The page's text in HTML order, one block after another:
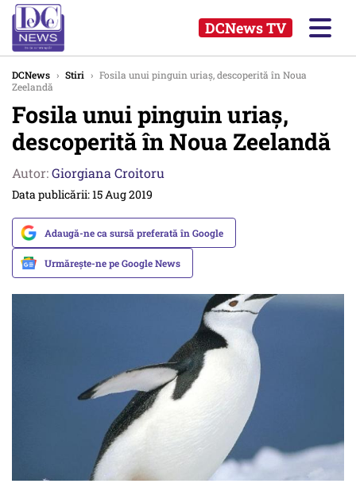
DCNews TV
DCNews › Stiri › Fosila unui pinguin uriaş, descoperită în Noua
Zeelandă
Fosila unui pinguin uriaş,
descoperită în Noua Zeelandă
Autor:Giorgiana Croitoru
Data publicării: 15 Aug 2019
Adaugă-ne ca sursă preferată în Google
Urmărește-ne pe Google News